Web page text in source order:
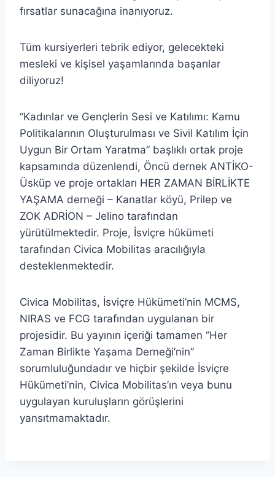
fırsatlar sunacağına inanıyoruz.
Tüm kursiyerleri tebrik ediyor, gelecekteki
mesleki ve kişisel yaşamlarında başarılar
diliyoruz!
“Kadınlar ve Gençlerin Sesi ve Katılımı: Kamu
Politikalarının Oluşturulması ve Sivil Katılım İçin
Uygun Bir Ortam Yaratma” başlıklı ortak proje
kapsamında düzenlendi, Öncü dernek ANTİKO-
Üsküp ve proje ortakları HER ZAMAN BİRLİKTE
YAŞAMA derneği – Kanatlar köyü, Prilep ve
ZOK ADRİON – Jelino tarafından
yürütülmektedir. Proje, İsviçre hükümeti
tarafından Civica Mobilitas aracılığıyla
desteklenmektedir.
Civica Mobilitas, İsviçre Hükümeti’nin MCMS,
NIRAS ve FCG tarafından uygulanan bir
projesidir. Bu yayının içeriği tamamen ‘’Her
Zaman Birlikte Yaşama Derneği’nin’’
sorumluluğundadır ve hiçbir şekilde İsviçre
Hükümeti’nin, Civica Mobilitas’ın veya bunu
uygulayan kuruluşların görüşlerini
yansıtmamaktadır.